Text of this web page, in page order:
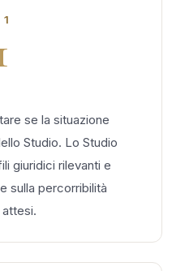
1
se la situazione
Studio. Lo Studio
giuridici rilevanti e
sulla percorribilità